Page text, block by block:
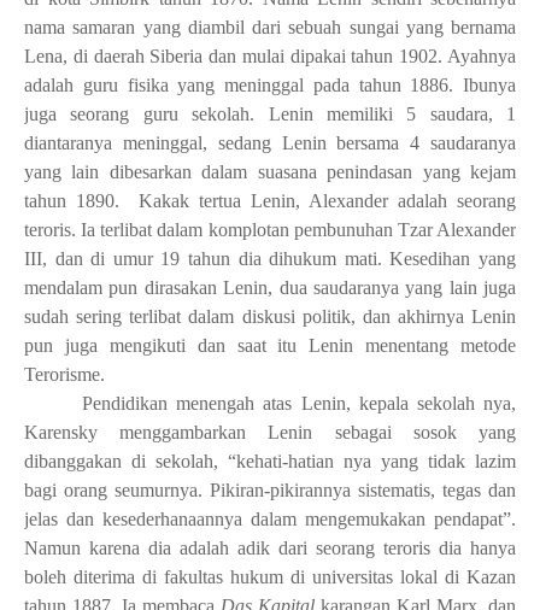
nama samaran yang diambil dari sebuah sungai yang bernama
Lena, di daerah Siberia dan mulai dipakai tahun 1902. Ayahnya
adalah guru fisika yang meninggal pada tahun 1886. Ibunya
juga seorang guru sekolah. Lenin memiliki 5 saudara, 1
diantaranya meninggal, sedang Lenin bersama 4 saudaranya
yang lain dibesarkan dalam suasana penindasan yang kejam
tahun 1890. Kakak tertua Lenin, Alexander adalah seorang
teroris. Ia terlibat dalam komplotan pembunuhan Tzar Alexander
III, dan di umur 19 tahun dia dihukum mati. Kesedihan yang
mendalam pun dirasakan Lenin, dua saudaranya yang lain juga
sudah sering terlibat dalam diskusi politik, dan akhirnya Lenin
pun juga mengikuti dan saat itu Lenin menentang metode
Terorisme.
Pendidikan menengah atas Lenin, kepala sekolah nya,
Karensky menggambarkan Lenin sebagai sosok yang
dibanggakan di sekolah, “kehati-hatian nya yang tidak lazim
bagi orang seumurnya. Pikiran-pikirannya sistematis, tegas dan
jelas dan kesederhanaannya dalam mengemukakan pendapat”.
Namun karena dia adalah adik dari seorang teroris dia hanya
boleh diterima di fakultas hukum di universitas lokal di Kazan
tahun 1887. Ia membaca Das Kapital karangan Karl Marx, dan